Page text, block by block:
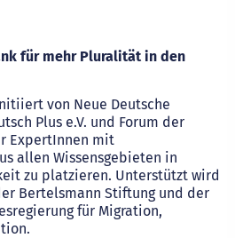
für mehr Pluralität in den
von Neue Deutsche
Plus e.V. und Forum der
ExpertInnen mit
allen Wissensgebieten in
zu platzieren. Unterstützt wird
Bertelsmann Stiftung und der
für Migration,